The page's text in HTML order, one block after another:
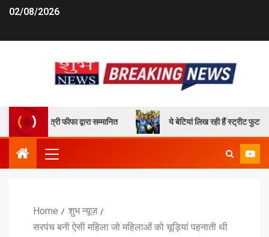
02/08/2026
छेत्री फीफा द्वारा सम्मानित ये बेटियां लिख रही हैं स्ट्रीट फुटबॉल के
Home
शुभ न्यूज़
सरपंच बनी ऐसी महिला जो महिलाओं को चूड़ियां पहनाती थी